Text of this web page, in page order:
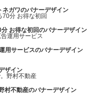
ガワのバナーデザイン
お得な初回のバナーデザイン
用サービスのバナーデザイン
ザイン
村不動産のバナーデザイン